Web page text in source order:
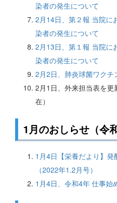
染者の発生について
2月14日、第２報 当院に
染者の発生について
2月13日、第１報 当院に
染者の発生について
2月2日、肺炎球菌ワクチ
2月1日、外来担当表を
在）
1月のおしらせ（令
1月4日【栄養だより】
（2022年1.2月号）
1月4日、令和4年 仕事始